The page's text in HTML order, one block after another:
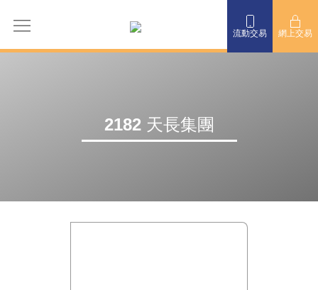
流動交易 網上交易
2182 天長集團